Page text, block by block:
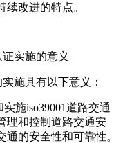
改进的特点。
实施的意义
施具有以下意义：
施iso39001道路交通
理和控制道路交通安
的安全性和可靠性。